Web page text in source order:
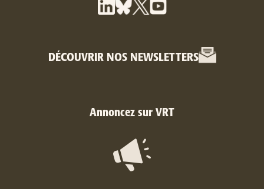
DÉCOUVRIR NOS NEWSLETTERS
Annoncez sur VRT